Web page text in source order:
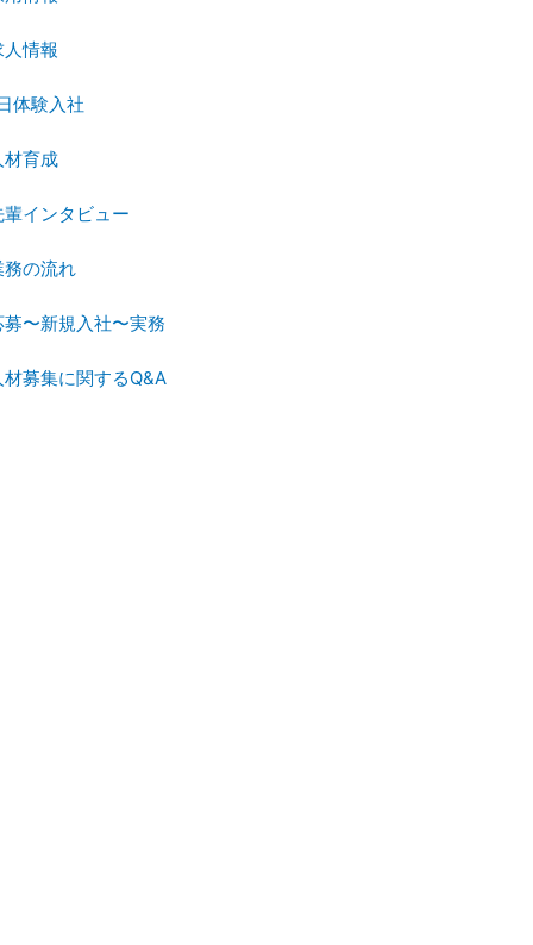
人情報
体験入社
材育成
輩インタビュー
務の流れ
募〜新規入社〜実務
材募集に関するQ&A